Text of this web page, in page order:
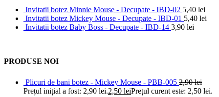
Invitatii botez Minnie Mouse - Decupate - IBD-02 5,40 lei
Invitatii botez Mickey Mouse - Decupate - IBD-01 5,40 lei
Invitatii botez Baby Boss - Decupate - IBD-14 3,90 lei
PRODUSE NOI
Plicuri de bani botez - Mickey Mouse - PBB-005 2,90lei
Prețul inițial a fost: 2,90 lei.2,50 leiPrețul curent este: 2,50 lei.